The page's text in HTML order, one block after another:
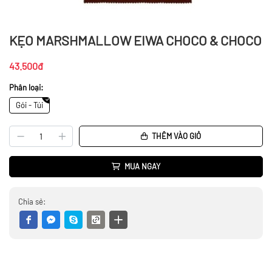
KẸO MARSHMALLOW EIWA CHOCO & CHOCO
43.500đ
Phân loại:
Gói - Túi
THÊM VÀO GIỎ
MUA NGAY
Chia sẻ: